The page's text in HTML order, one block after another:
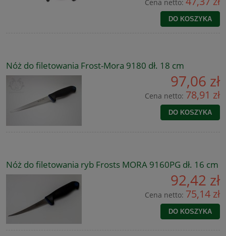
Cena netto:
DO KOSZYKA
Nóż do filetowania Frost-Mora 9180 dł. 18 cm
97,06 zł
Cena netto: 78,91 zł
DO KOSZYKA
Nóż do filetowania ryb Frosts MORA 9160PG dł. 16 cm
92,42 zł
Cena netto: 75,14 zł
DO KOSZYKA